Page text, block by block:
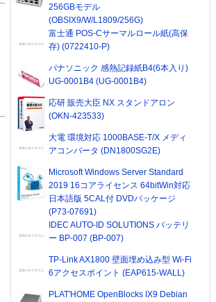
256GBモデル
(OBSIX9/W/L1809/256G)
富士通 POS-Cサーマルロール紙(高保
存) (0722410-P)
パナソニック 感熱記録紙B4(6本入り)
UG-0001B4 (UG-0001B4)
応研 販売大臣 NX スタンドアロン
(OKN-423533)
大電 環境対応 1000BASE-T/X メディ
アコンバータ (DN1800SG2E)
Microsoft Windows Server Standard
2019 16コアライセンス 64bitWin対応
日本語版 5CAL付 DVDパッケージ
(P73-07691)
IDEC AUTO-ID SOLUTIONS バッテリ
ー BP-007 (BP-007)
TP-Link AX1800 壁面埋め込み型 Wi-Fi
6アクセスポイント (EAP615-WALL)
PLAT'HOME OpenBlocks IX9 Debian